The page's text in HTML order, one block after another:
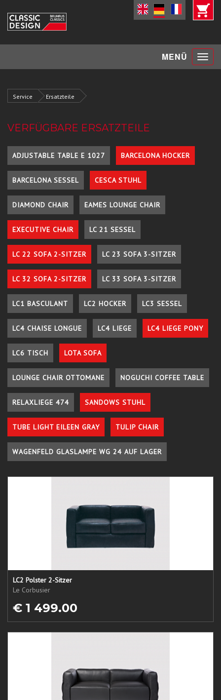
MENÜ Toggle
Service Ersatzteile
VERFÜGBARE ERSATZTEILE
ADJUSTABLE TABLE E 1027 BARCELONA HOCKER
BARCELONA SESSEL CESCA STUHL
DIAMOND CHAIR EAMES LOUNGE CHAIR
EXECUTIVE CHAIR LC 21 SESSEL
LC 22 SOFA 2-SITZER LC 23 SOFA 3-SITZER
LC 32 SOFA 2-SITZER LC 33 SOFA 3-SITZER
LC1 BASCULANT LC2 HOCKER LC3 SESSEL
LC4 CHAISE LONGUE LC4 LIEGE LC4 LIEGE PONY
LC6 TISCH LOTA SOFA
LOUNGE CHAIR OTTOMANE NOGUCHI COFFEE TABLE
RELAXLIEGE 474 SANDOWS STUHL
TUBE LIGHT EILEEN GRAY TULIP CHAIR
WAGENFELD GLASLAMPE WG 24 AUF LAGER
LC2 Polster 2-Sitzer
Le Corbusier
€ 1 499.00